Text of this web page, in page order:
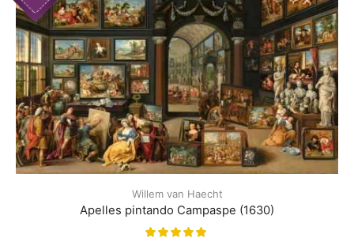
Willem van Haecht
Apelles pintando Campaspe (1630)